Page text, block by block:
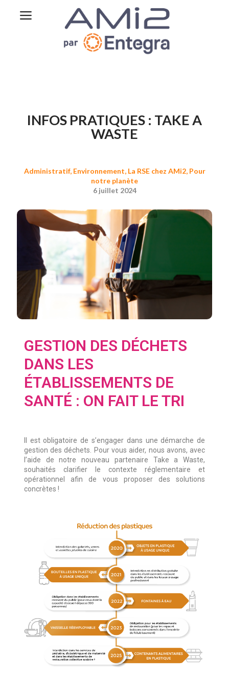
INFOS PRATIQUES : TAKE A
WASTE
Administratif, Environnement, La RSE chez AMi2, Pour
notre planète
6 juillet 2024
GESTION DES DÉCHETS
DANS LES
ÉTABLISSEMENTS DE
SANTÉ : ON FAIT LE TRI
Il est obligatoire de s’engager dans une démarche de
gestion des déchets. Pour vous aider, nous avons, avec
l’aide de notre nouveau partenaire Take a Waste,
souhaités clarifier le contexte réglementaire et
opérationnel afin de vous proposer des solutions
concrètes !